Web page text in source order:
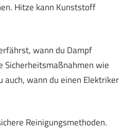
Hitze kann Kunststoff
wann du Dampf
Sicherheitsmaßnahmen wie
auch, wann du einen Elektriker
Reinigungsmethoden.